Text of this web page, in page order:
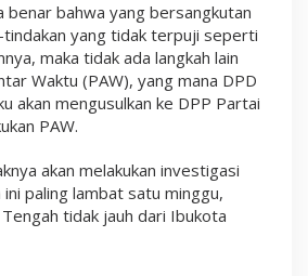
benar bahwa yang bersangkutan
tindakan yang tidak terpuji seperti
maka tidak ada langkah lain
Waktu (PAW), yang mana DPD
akan mengusulkan ke DPP Partai
PAW.
akan melakukan investigasi
paling lambat satu minggu,
tidak jauh dari Ibukota